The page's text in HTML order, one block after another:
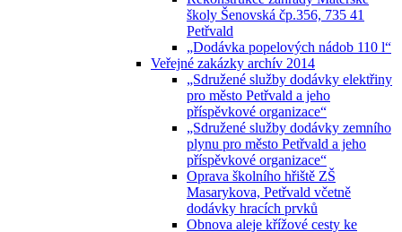
školy Šenovská čp.356, 735 41
Petřvald
„Dodávka popelových nádob 110 l“
Veřejné zakázky archív 2014
„Sdružené služby dodávky elektřiny
pro město Petřvald a jeho
příspěvkové organizace“
„Sdružené služby dodávky zemního
plynu pro město Petřvald a jeho
příspěvkové organizace“
Oprava školního hřiště ZŠ
Masarykova, Petřvald včetně
dodávky hracích prvků
Obnova aleje křížové cesty ke